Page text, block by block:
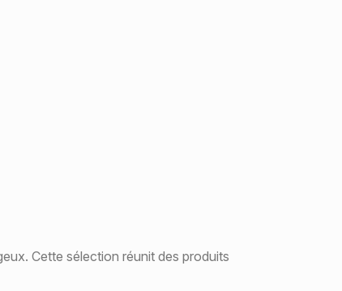
Cette sélection réunit des produits